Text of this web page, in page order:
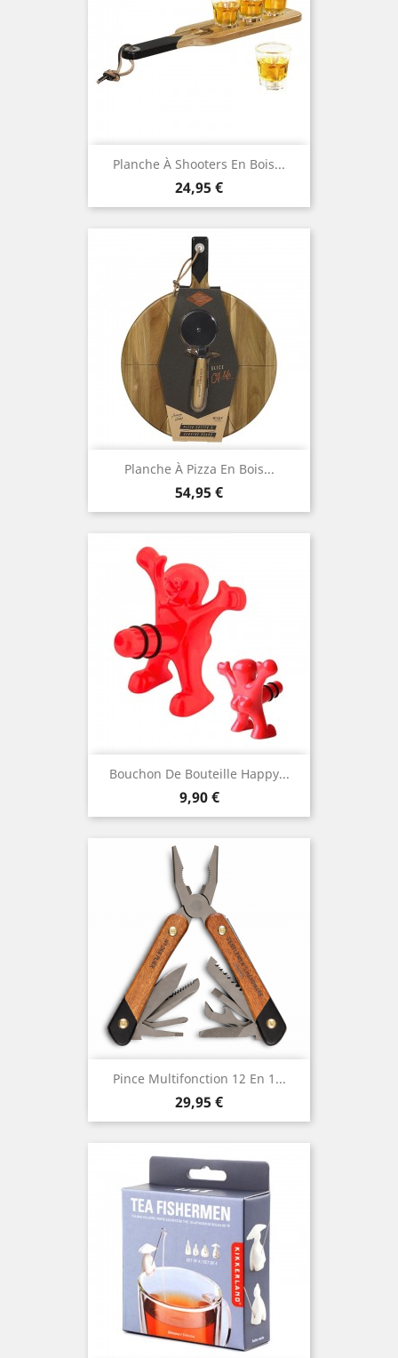
Planche À Shooters En Bois...
Prix
24,95 €
Planche À Pizza En Bois...
Prix
54,95 €
Bouchon De Bouteille Happy...
Prix
9,90 €
Pince Multifonction 12 En 1...
Prix
29,95 €